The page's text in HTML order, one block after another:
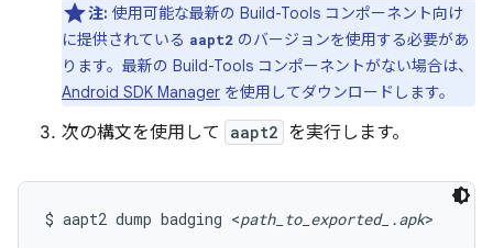
注: 使用可能な最新の Build-Tools コンポーネント向け
に提供されている aapt2 のバージョンを使用する必要があ
ります。最新の Build-Tools コンポーネントがない場合は、
Android SDK Manager を使用してダウンロードします。
次の構文を使用して aapt2 を実行します。
$ aapt2 dump badging <path_to_exported_.apk>